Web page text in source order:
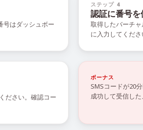
号はダッシュボー
ステップ 4
認証に番号を
取得したバーチ
に入力してくださ
ださい。確認コー
ボーナス
SMSコードが20
成功して受信し